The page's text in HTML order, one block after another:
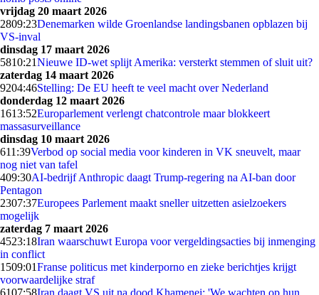
vrijdag 20 maart 2026
2809:23Denemarken wilde Groenlandse landingsbanen opblazen bij
VS-inval
dinsdag 17 maart 2026
5810:21Nieuwe ID-wet splijt Amerika: versterkt stemmen of sluit uit?
zaterdag 14 maart 2026
9204:46Stelling: De EU heeft te veel macht over Nederland
donderdag 12 maart 2026
1613:52Europarlement verlengt chatcontrole maar blokkeert
massasurveillance
dinsdag 10 maart 2026
611:39Verbod op social media voor kinderen in VK sneuvelt, maar
nog niet van tafel
409:30AI-bedrijf Anthropic daagt Trump-regering na AI-ban door
Pentagon
2307:37Europees Parlement maakt sneller uitzetten asielzoekers
mogelijk
zaterdag 7 maart 2026
4523:18Iran waarschuwt Europa voor vergeldingsacties bij inmenging
in conflict
1509:01Franse politicus met kinderporno en zieke berichtjes krijgt
voorwaardelijke straf
6107:58Iran daagt VS uit na dood Khamenei: 'We wachten op hun